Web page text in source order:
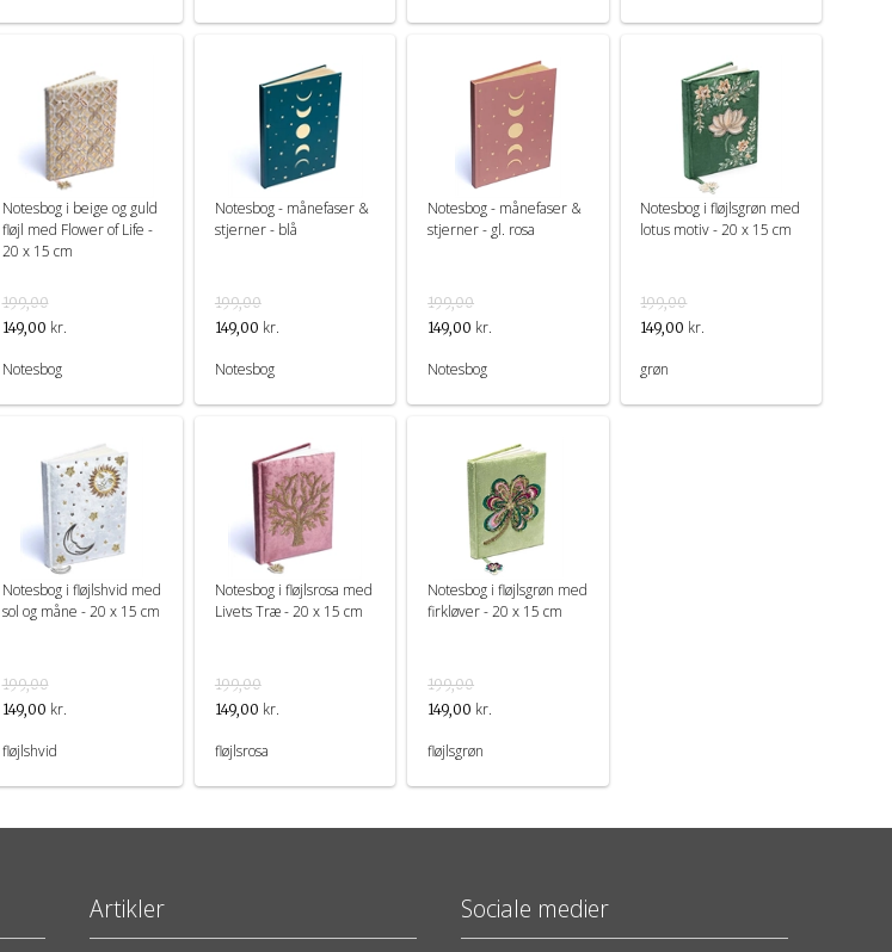
Notesbog i beige og guld
fløjl med Flower of Life -
20 x 15 cm
199,00
149,00 kr.
Notesbog
Notesbog - månefaser &
stjerner - blå
199,00
149,00 kr.
Notesbog
Notesbog - månefaser &
stjerner - gl. rosa
199,00
149,00 kr.
Notesbog
Notesbog i fløjlsgrøn med
lotus motiv - 20 x 15 cm
199,00
149,00 kr.
grøn
Notesbog i fløjlshvid med
sol og måne - 20 x 15 cm
199,00
149,00 kr.
fløjlshvid
Notesbog i fløjlsrosa med
Livets Træ - 20 x 15 cm
199,00
149,00 kr.
fløjlsrosa
Notesbog i fløjlsgrøn med
firkløver - 20 x 15 cm
199,00
149,00 kr.
fløjlsgrøn
Artikler Sociale medier